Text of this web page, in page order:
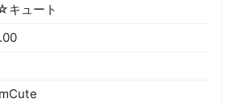
キュート